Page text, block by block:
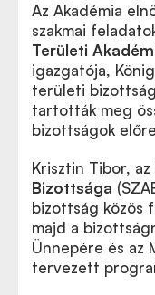
Az Akadémia
szakmai
Területi
igazgatója,
területi
tartották meg
bizottságok
Krisztin Tibor, az
Bizottsága
bizottság közös
majd a
Ünnepére és az
tervezett